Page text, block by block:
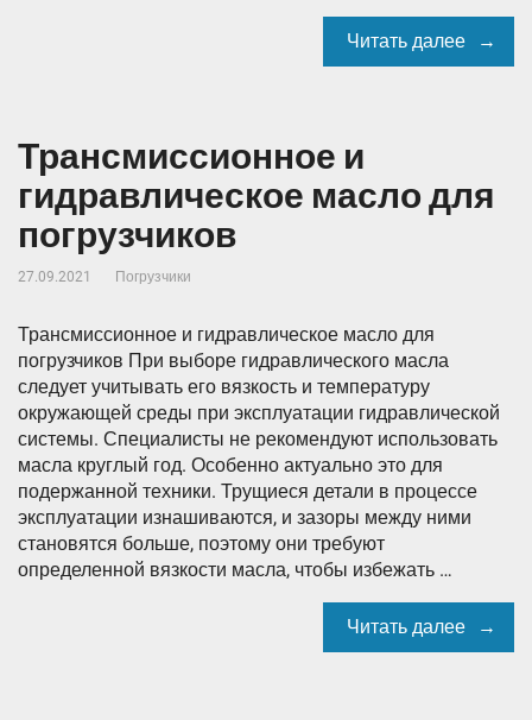
Читать далее
Трансмиссионное и
гидравлическое масло для
погрузчиков
27.09.2021 Погрузчики
Трансмиссионное и гидравлическое масло для
погрузчиков При выборе гидравлического масла
следует учитывать его вязкость и температуру
окружающей среды при эксплуатации гидравлической
системы. Специалисты не рекомендуют использовать
масла круглый год. Особенно актуально это для
подержанной техники. Трущиеся детали в процессе
эксплуатации изнашиваются, и зазоры между ними
становятся больше, поэтому они требуют
определенной вязкости масла, чтобы избежать …
Читать далее